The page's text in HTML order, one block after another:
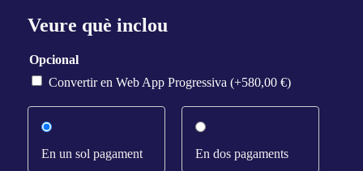
Veure què inclou
Opcional
Convertir en Web App Progressiva (+580,00 €)
En dos pagaments
En un sol pagament